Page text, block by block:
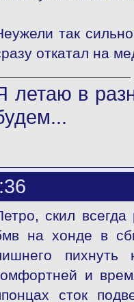
так
откатал на
летаю в
скил
на хонде в
и
сток